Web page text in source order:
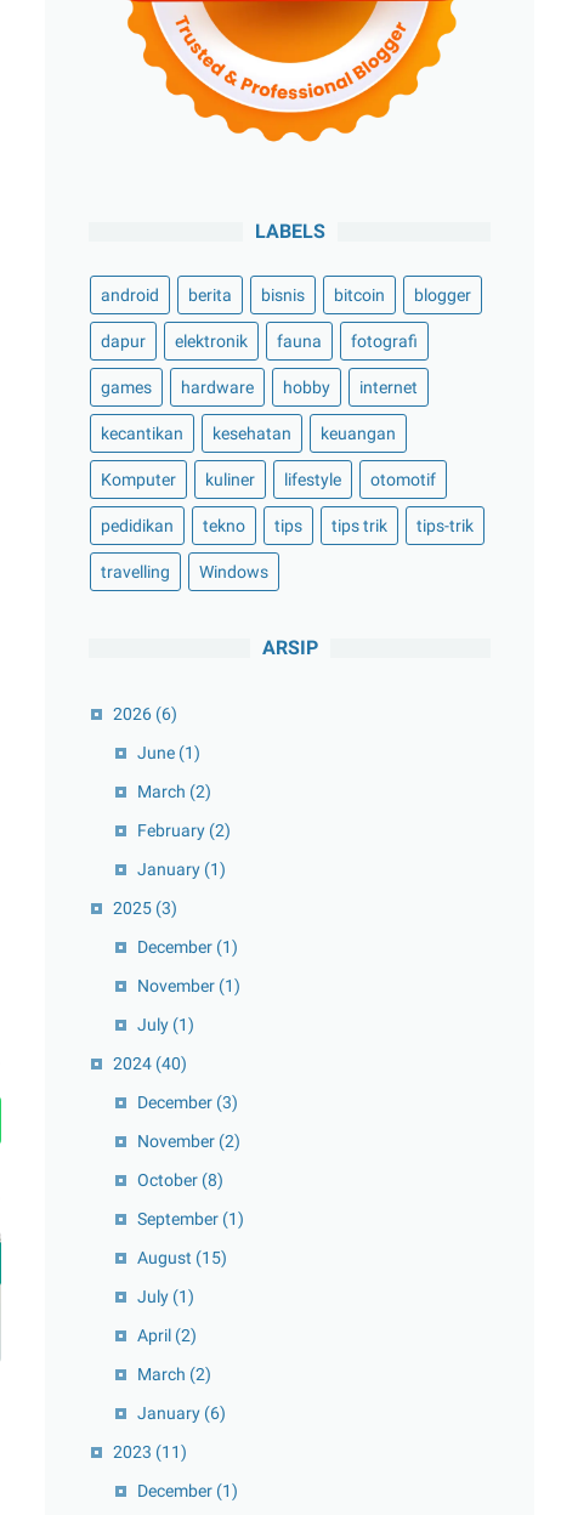
LABELS
android berita bisnis bitcoin blogger
dapur elektronik fauna fotografi
games hardware hobby internet
kecantikan kesehatan keuangan
Komputer kuliner lifestyle otomotif
pedidikan tekno tips tips trik tips-trik
travelling Windows
ARSIP
2026 (6)
June (1)
March (2)
February (2)
January (1)
2025 (3)
December (1)
November (1)
July (1)
2024 (40)
December (3)
November (2)
October (8)
September (1)
August (15)
July (1)
April (2)
March (2)
January (6)
2023 (11)
December (1)